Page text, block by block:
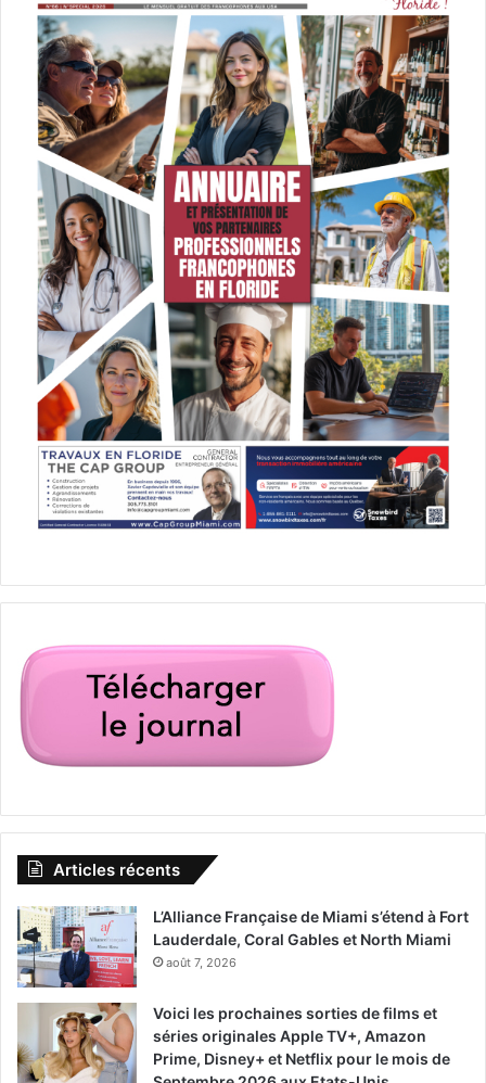
en Irak par Al-Qaida en 2003.
Le 24 avril :
After Life (saison 2)
débat toujours avec le deuil de sa femme, la possible
fermeture du journal où il travaille… mais il continue
d’aider les gens autour de lui.
Articles récents
L’Alliance Française de Miami s’étend à Fort
Lauderdale, Coral Gables et North Miami
août 7, 2026
Voici les prochaines sorties de films et
séries originales Apple TV+, Amazon
Prime, Disney+ et Netflix pour le mois de